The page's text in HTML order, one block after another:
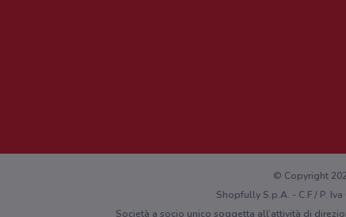
© Copyright
Shopfully S.p.A. - C.F / P.
Società a socio unico soggetta all’attività di